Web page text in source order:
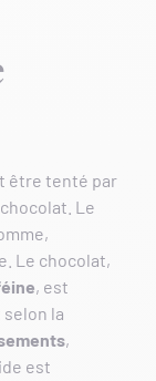
être tenté par
Le
Le chocolat,
, est
la
,
est